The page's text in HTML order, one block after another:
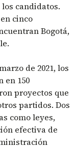
candidatos.
cinco
Bogotá,
de 2021, los
en 150
proyectos que
partidos. Dos
como leyes,
efectiva de